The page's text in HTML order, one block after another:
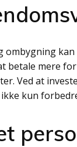
ombygning
betale mere
Ved at
kun